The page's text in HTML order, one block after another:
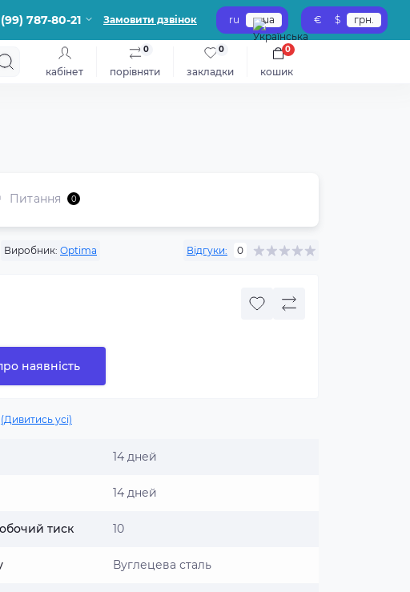
787-80-21 Замовити дзвінок ru ua € $ грн.
кабінет порівняти
0
закладки
0
кошик
0
Питання 0
Виробник: Optima Відгуки: 0
наявність
(Дивитись усі)
14 дней
14 дней
тиск 10
Вуглецева сталь